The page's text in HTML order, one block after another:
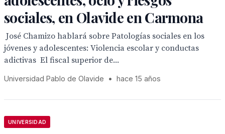
sociales, en Olavide en Carmona
 José Chamizo hablará sobre Patologías sociales en los
jóvenes y adolescentes: Violencia escolar y conductas
adictivas  El fiscal superior de...
Universidad Pablo de Olavide • hace 15 años
UNIVERSIDAD